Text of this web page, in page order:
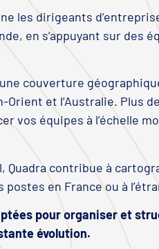
les dirigeants
en s’appuyant sur des
couverture
Orient et l’Australie. Plus
vos équipes à l’échelle
contribue à
en France ou à
pour organiser et
évolution.